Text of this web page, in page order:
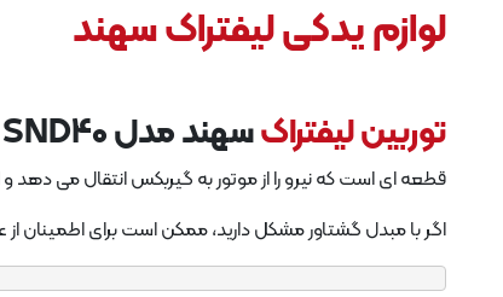
لوازم یدکی لیفتراک سهند
توربین لیفتراکسهند مدل SND40
قطعه ای است که نیرو را از موتور به گیربکس انتقال می دهد و
اگر با مبدل گشتاور مشکل دارید، ممکن است برای اطمینان